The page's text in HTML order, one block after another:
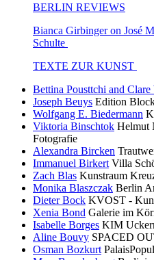
BERLIN REVIEWS
Bianca Girbinger on José
Schulte
TEXTE ZUR KUNST
Bettina Pousttchi and Clare
Joseph Beuys Edition
Wolfgang E. Biedermann
Viktoria Binschtok Helmut
Fotografie
Alexandra Bircken
Immanuel Birkert Villa
Zach Blas Kunstraum
Monika Blaszczak Berlin
Dieter Bock KVOST -
Xenia Bond Galerie im
Isabelle Borges KIM
Aline Bouvy SPACED
Osman Bozkurt